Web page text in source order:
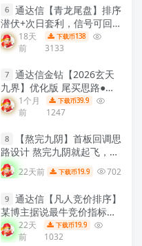
6 通达信【青龙尾盘】排序
潜伏+次日套利，信号可回
看，超短策略！专为尾盘排
序定制！实现“今买明卖”的
列】
18天
前
下载币138
3133
7 通达信金钻【2026玄天
九界】优化版 尾买思路●阴
线擒妖 聚焦尾盘阴线买入
次日出场的T+1短线策略副
标系列】
1个月
前
下载币39.9
1247
8
【熬完九阴】首板回调思
路设计 熬完九阴就起飞，短
线低吸信号工具 通达信主图
附图选股全套指标!【实战指
标系列】
22天前 下载币19.9 702
9 通达信【凡人竞价排序】
某博主据说最牛竞价指标组
合 效果极佳 6个指标合共振
早盘竞价排序 副图源码
22天
前
下载币19.9
1032